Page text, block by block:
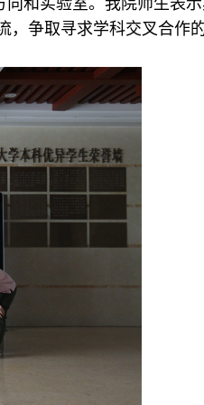
争取寻求学科交叉合作的